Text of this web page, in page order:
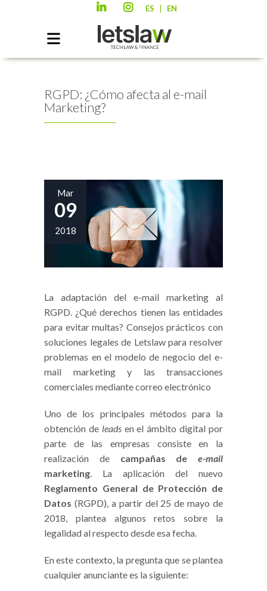
ES EN
RGPD: ¿Cómo afecta al e-mail
Marketing?
Mar
09
2018
La adaptación del e-mail marketing al
RGPD. ¿Qué derechos tienen las entidades
para evitar multas? Consejos prácticos con
soluciones legales de Letslaw para resolver
problemas en el modelo de negocio del e-
mail marketing y las transacciones
comerciales mediante correo electrónico
Uno de los principales métodos para la
obtención de leadsen el ámbito digital por
parte de las empresas consiste en la
realización de campañas de e-mail
marketing. La aplicación del nuevo
Reglamento General de Protección de
Datos (RGPD), a partir del 25 de mayo de
2018, plantea algunos retos sobre la
legalidad al respecto desde esa fecha.
En este contexto, la pregunta que se plantea
cualquier anunciante es la siguiente: